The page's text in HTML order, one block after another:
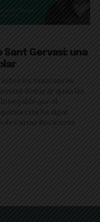
Sant Gervasi: una
les mancances.
destacar quan les
que el
crisi ha sigut
Carme Rocamora